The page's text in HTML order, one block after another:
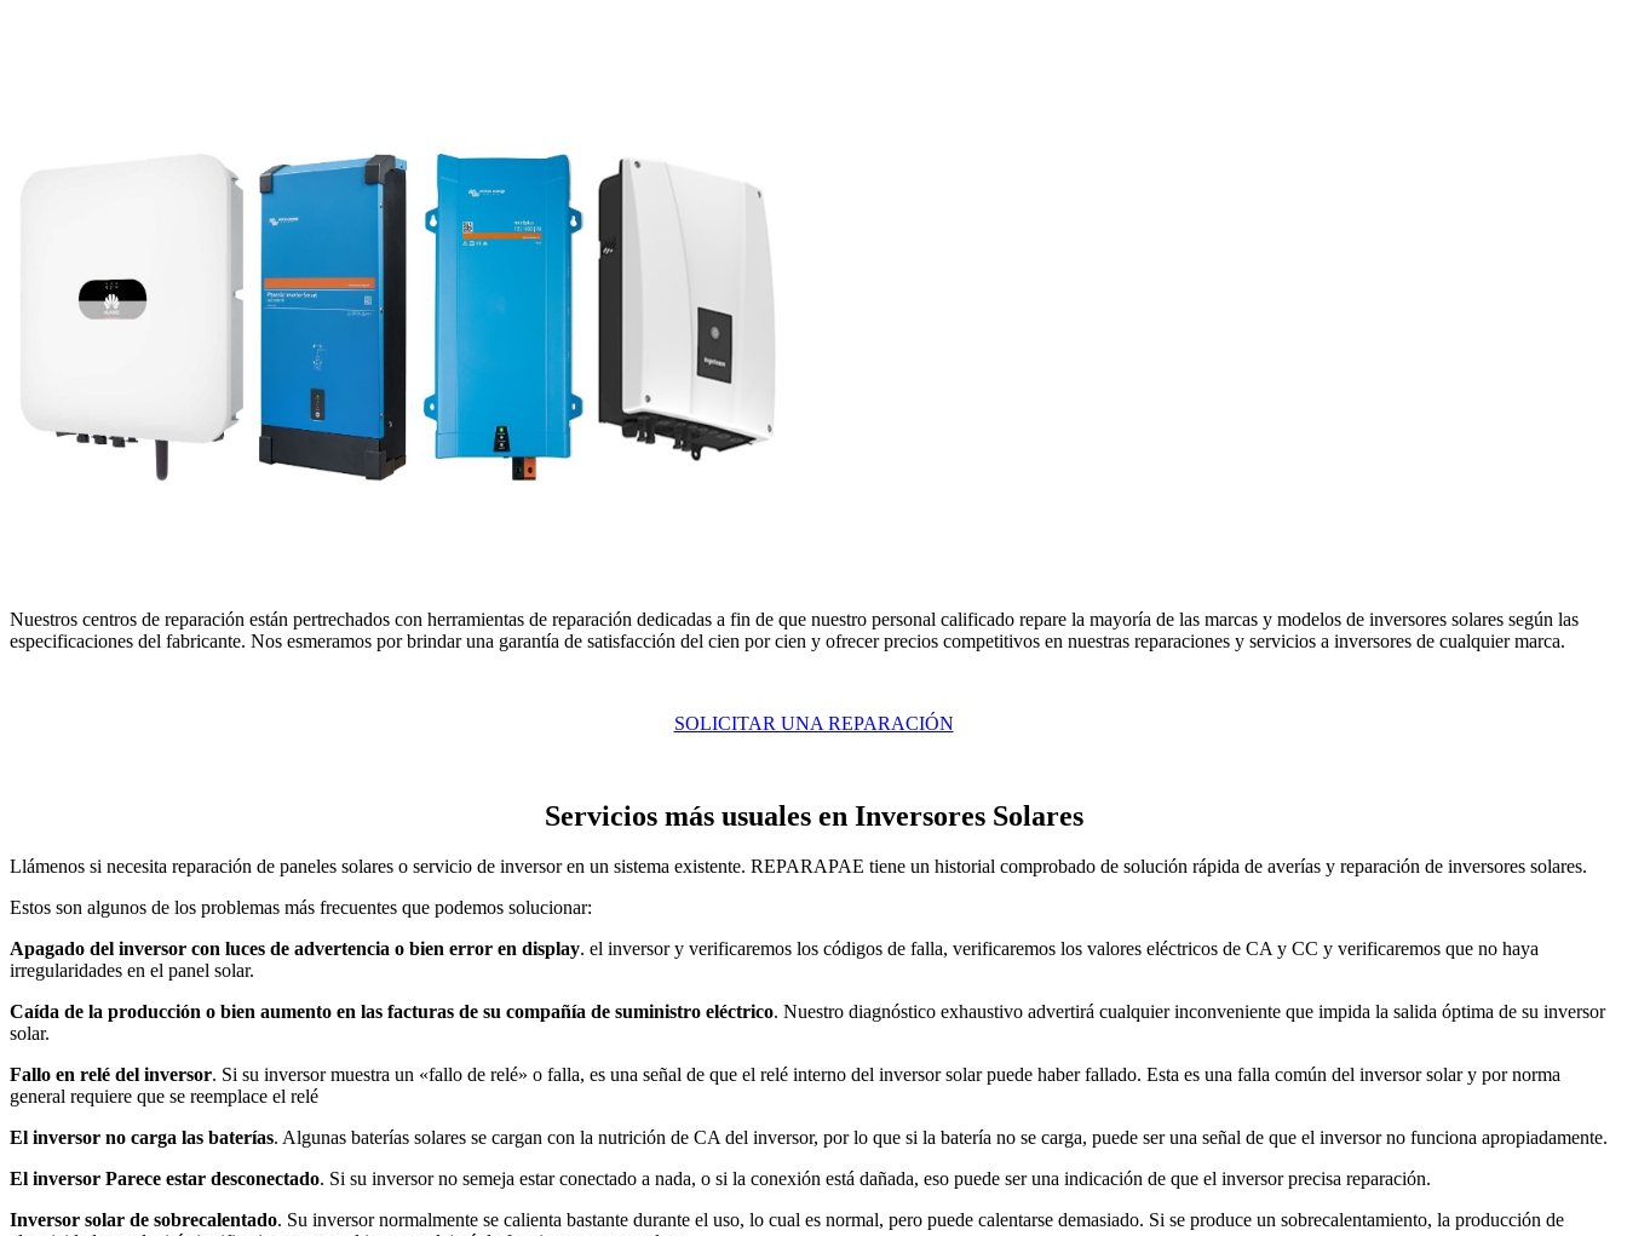
Nuestros centros de reparación están pertrechados con herramientas de reparación dedicadas a fin de que nuestro personal calificado repare la mayoría de las marcas y modelos de inversores solares según las
especificaciones del fabricante. Nos esmeramos por brindar una garantía de satisfacción del cien por cien y ofrecer precios competitivos en nuestras reparaciones y servicios a inversores de cualquier marca.
SOLICITAR UNA REPARACIÓN
Servicios más usuales en Inversores Solares
Llámenos si necesita reparación de paneles solares o servicio de inversor en un sistema existente. REPARAPAE tiene un historial comprobado de solución rápida de averías y reparación de inversores solares.
Estos son algunos de los problemas más frecuentes que podemos solucionar:
Apagado del inversor con luces de advertencia o bien error en display. el inversor y verificaremos los códigos de falla, verificaremos los valores eléctricos de CA y CC y verificaremos que no haya
irregularidades en el panel solar.
Caída de la producción o bien aumento en las facturas de su compañía de suministro eléctrico. Nuestro diagnóstico exhaustivo advertirá cualquier inconveniente que impida la salida óptima de su inversor
solar.
Fallo en relé del inversor. Si su inversor muestra un «fallo de relé» o falla, es una señal de que el relé interno del inversor solar puede haber fallado. Esta es una falla común del inversor solar y por norma
general requiere que se reemplace el relé
El inversor no carga las baterías. Algunas baterías solares se cargan con la nutrición de CA del inversor, por lo que si la batería no se carga, puede ser una señal de que el inversor no funciona apropiadamente.
El inversor Parece estar desconectado. Si su inversor no semeja estar conectado a nada, o si la conexión está dañada, eso puede ser una indicación de que el inversor precisa reparación.
Inversor solar de sobrecalentado. Su inversor normalmente se calienta bastante durante el uso, lo cual es normal, pero puede calentarse demasiado. Si se produce un sobrecalentamiento, la producción de